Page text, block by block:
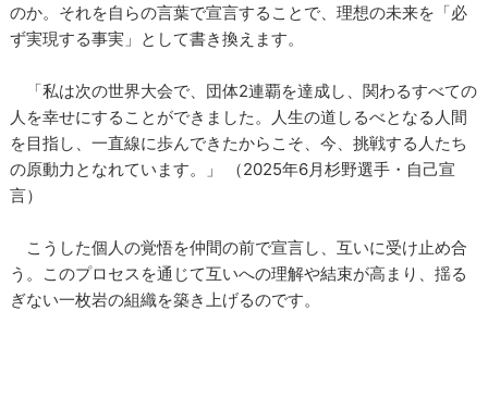
のか。それを自らの言葉で宣言することで、理想の未来を「必
ず実現する事実」として書き換えます。
「私は次の世界大会で、団体2連覇を達成し、関わるすべての
人を幸せにすることができました。人生の道しるべとなる人間
を目指し、一直線に歩んできたからこそ、今、挑戦する人たち
の原動力となれています。」 （2025年6月杉野選手・自己宣
言）
こうした個人の覚悟を仲間の前で宣言し、互いに受け止め合
う。このプロセスを通じて互いへの理解や結束が高まり、揺る
ぎない一枚岩の組織を築き上げるのです。